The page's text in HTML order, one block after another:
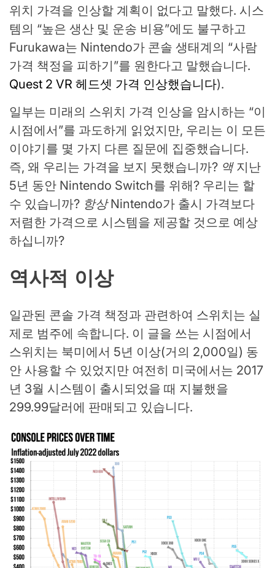
위치 가격을 인상할 계획이 없다고 말했다. 시스
템의 “높은 생산 및 운송 비용”에도 불구하고
Furukawa는 Nintendo가 콘솔 생태계의 “사람
가격 책정을 피하기”를 원한다고 말했습니다.
Quest 2 VR 헤드셋 가격 인상했습니다).
일부는 미래의 스위치 가격 인상을 암시하는 “이
시점에서”를 과도하게 읽었지만, 우리는 이 모든
이야기를 몇 가지 다른 질문에 집중했습니다.
즉, 왜 우리는 가격을 보지 못했습니까? 액지난
5년 동안 Nintendo Switch를 위해? 우리는 할
수 있습니까? 항상Nintendo가 출시 가격보다
저렴한 가격으로 시스템을 제공할 것으로 예상
하십니까?
역사적 이상
일관된 콘솔 가격 책정과 관련하여 스위치는 실
제로 범주에 속합니다. 이 글을 쓰는 시점에서
스위치는 북미에서 5년 이상(거의 2,000일) 동
안 사용할 수 있었지만 여전히 미국에서는 2017
년 3월 시스템이 출시되었을 때 지불했을
299.99달러에 판매되고 있습니다.